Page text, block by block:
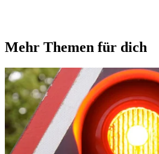
Mehr Themen für dich